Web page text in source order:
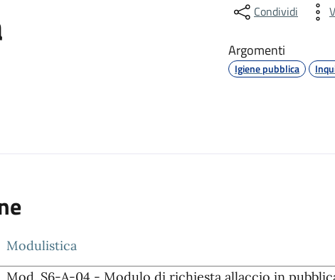
Condividi
Argomenti
Igiene pubblica
Modulistica